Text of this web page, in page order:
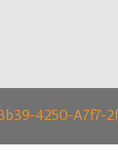
4250-A7f7-